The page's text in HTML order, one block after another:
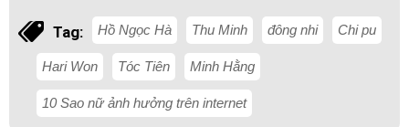
Tag: Hồ Ngọc Hà Thu Minh đông nhi Chi pu
Hari Won Tóc Tiên Minh Hằng
10 Sao nữ ảnh hưởng trên internet